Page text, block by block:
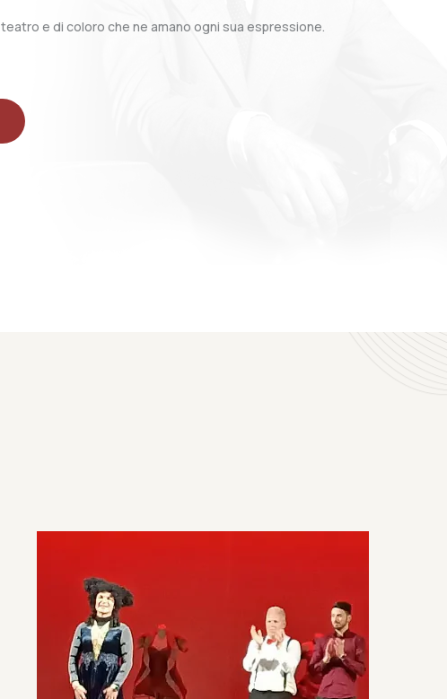
e di coloro che ne amano ogni sua espressione.